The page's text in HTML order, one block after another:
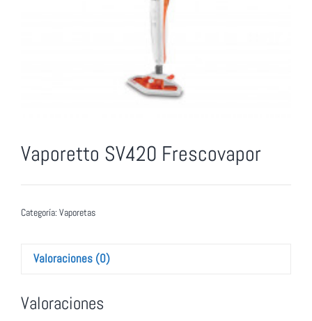
Vaporetto SV420 Frescovapor
Categoría: Vaporetas
Valoraciones (0)
Valoraciones